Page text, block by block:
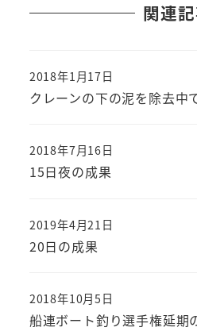
関連
クレーンの下の泥を除去中
投稿日
2018年1月17日
15日夜の成果
投稿日
2018年7月16日
20日の成果
投稿日
2019年4月21日
船連ボート釣り選手権延期
投稿日
2018年10月5日